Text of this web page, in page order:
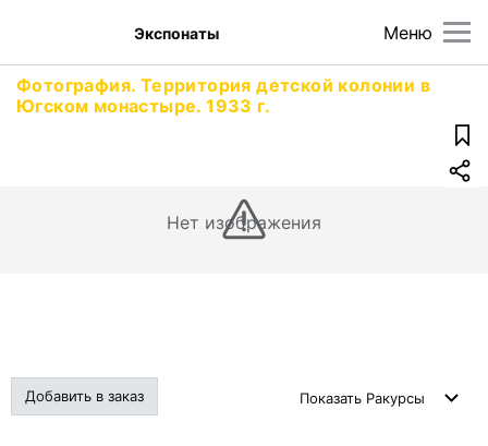
Меню
Экспонаты
Фотография. Территория детской колонии в
Югском монастыре. 1933 г.
Нет изображения
Добавить в заказ Показать Ракурсы